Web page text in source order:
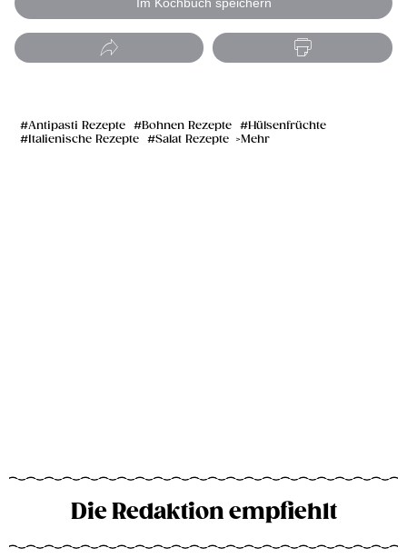
Im Kochbuch speichern
Antipasti Rezepte Bohnen Rezepte
Hülsenfrüchte
Italienische Rezepte
Salat Rezepte Mehr
Die Redaktion empfiehlt